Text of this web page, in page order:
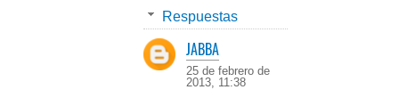
Respuestas
JABBA
25 de febrero de
2013, 11:38